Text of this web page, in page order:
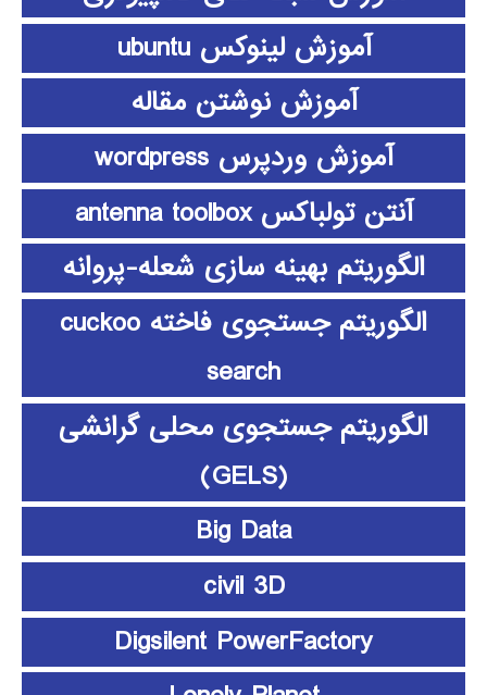
آموزش لینوکس ubuntu
آموزش نوشتن مقاله
آموزش وردپرس wordpress
آنتن تولباکس antenna toolbox
الگوریتم بهینه سازی شعله-پروانه
الگوریتم جستجوی فاخته cuckoo
search
الگوریتم جستجوی محلی گرانشی
(GELS)
Big Data
civil 3D
Digsilent PowerFactory